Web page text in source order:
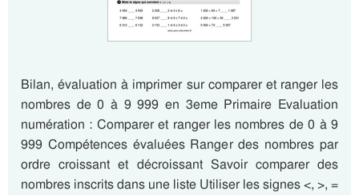
Bilan, évaluation à imprimer sur comparer et ranger les
nombres de 0 à 9 999 en 3eme Primaire Evaluation
numération : Comparer et ranger les nombres de 0 à 9
999 Compétences évaluées Ranger des nombres par
ordre croissant et décroissant Savoir comparer des
nombres inscrits dans une liste Utiliser les signes <, >, =